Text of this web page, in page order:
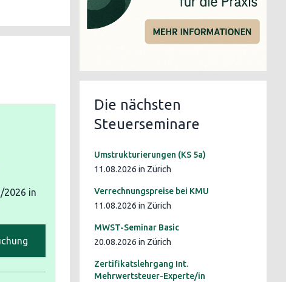
2026 in
Die nächsten
Steuerseminare
Umstrukturierungen (KS 5a)
11.08.2026 in Zürich
Verrechnungspreise bei KMU
11.08.2026 in Zürich
MWST-Seminar Basic
20.08.2026 in Zürich
Zertifikatslehrgang Int.
Mehrwertsteuer-Experte/in